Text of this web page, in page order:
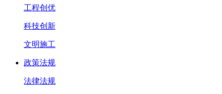
工程创优
科技创新
文明施工
政策法规
法律法规